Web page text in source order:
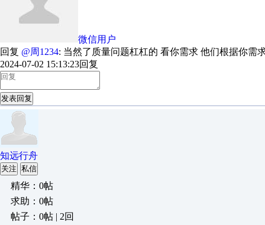
微信用户
回复 @周1234: 当然了质量问题杠杠的 看你需求 他们根据你需
2024-07-02 15:13:23回复
发表回复
知远行舟
关注 私信
精华：0帖
求助：0帖
帖子：0帖 | 2回